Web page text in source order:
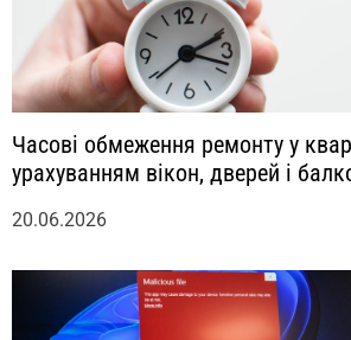
Часові обмеження ремонту у
урахуванням вікон, дверей і
20.06.2026